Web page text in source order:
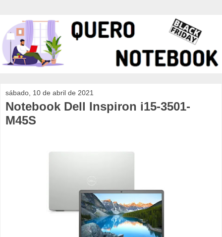
sábado, 10 de abril de 2021
Notebook Dell Inspiron i15-3501-
M45S